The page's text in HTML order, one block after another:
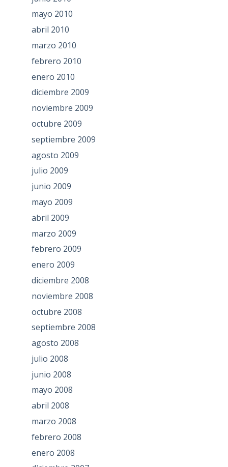
mayo 2010
abril 2010
marzo 2010
febrero 2010
enero 2010
diciembre 2009
noviembre 2009
octubre 2009
septiembre 2009
agosto 2009
julio 2009
junio 2009
mayo 2009
abril 2009
marzo 2009
febrero 2009
enero 2009
diciembre 2008
noviembre 2008
octubre 2008
septiembre 2008
agosto 2008
julio 2008
junio 2008
mayo 2008
abril 2008
marzo 2008
febrero 2008
enero 2008